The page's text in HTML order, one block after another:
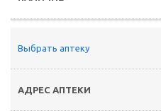
Выбрать аптеку